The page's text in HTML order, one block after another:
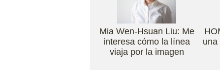
Mia Wen-Hsuan Liu: Me
interesa cómo la línea
viaja por la imagen
una